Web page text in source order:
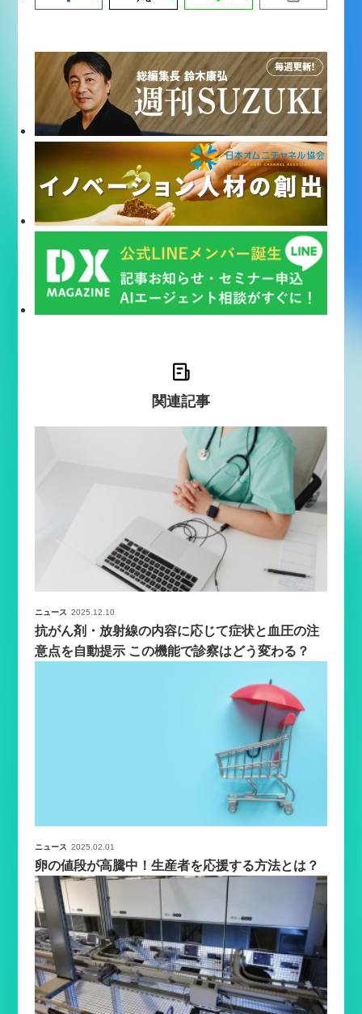
関連記事
ニュース 2025.12.10
抗がん剤・放射線の内容に応じて症状と血圧の注
意点を自動提示 この機能で診察はどう変わる？
ニュース 2025.02.01
卵の値段が高騰中！生産者を応援する方法とは？